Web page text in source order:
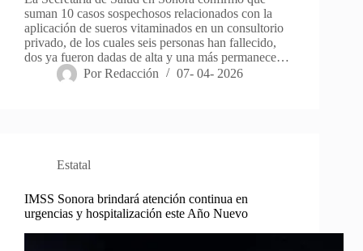
suman 10 casos sospechosos relacionados con la
aplicación de sueros vitaminados en un consultorio
privado, de los cuales seis personas han fallecido,
dos ya fueron dadas de alta y una más permanece…
Por Redacción 07- 04- 2026
Estatal
IMSS Sonora brindará atención continua en
urgencias y hospitalización este Año Nuevo